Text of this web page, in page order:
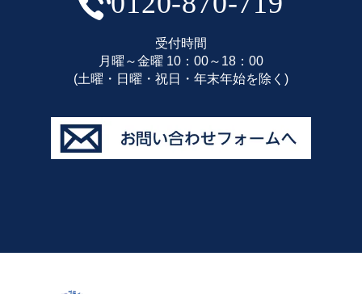
受付時間
月曜～金曜 10：00～18：00
(土曜・日曜・祝日・年末年始を除く)